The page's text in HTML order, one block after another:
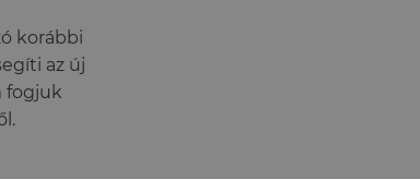
korábbi
az új
fogjuk